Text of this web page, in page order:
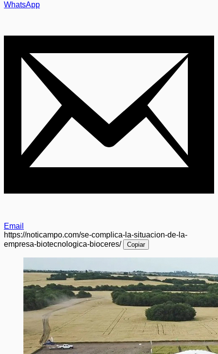
WhatsApp
Email
https://noticampo.com/se-complica-la-situacion-de-la-
empresa-biotecnologica-bioceres/
Copiar